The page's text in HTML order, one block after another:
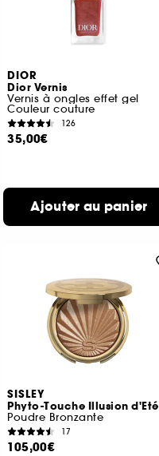
DIOR
Dior Vernis
Vernis à ongles effet gel
Couleur couture
126
35,00€
Ajouter au panier
SISLEY
Phyto-Touche Illusion d'Eté
Poudre Bronzante
17
105,00€